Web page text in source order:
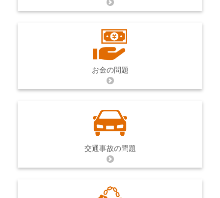
お金の問題
交通事故の問題